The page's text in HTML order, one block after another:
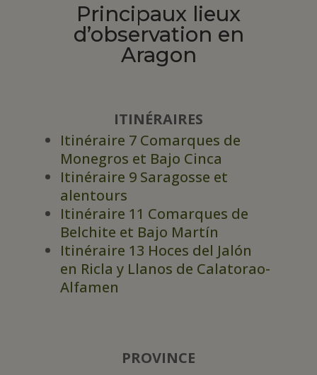
Principaux lieux
d’observation en
Aragon
ITINÉRAIRES
Itinéraire 7 Comarques de
Monegros et Bajo Cinca
Itinéraire 9 Saragosse et
alentours
Itinéraire 11 Comarques de
Belchite et Bajo Martín
Itinéraire 13 Hoces del Jalón
en Ricla y Llanos de Calatorao-
Alfamen
PROVINCE